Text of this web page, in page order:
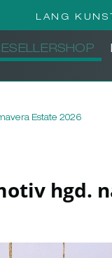
LANG
Estate 2026
hgd.